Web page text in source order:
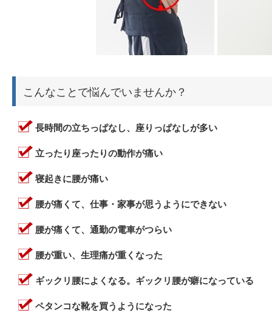
こんなことで悩んでいませんか？
長時間の立ちっぱなし、座りっぱなしが多い
立ったり座ったりの動作が痛い
寝起きに腰が痛い
腰が痛くて、仕事・家事が思うようにできない
腰が痛くて、通勤の電車がつらい
腰が重い、生理痛が重くなった
ギックリ腰によくなる。ギックリ腰が癖になっている
ペタンコな靴を買うようになった